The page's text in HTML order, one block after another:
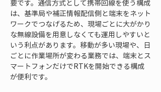
要です。通信方式として携帯回線を使う構成
は、基準局や補正情報配信側と端末をネット
ワークでつなげるため、現場ごとに大がかり
な無線設備を用意しなくても運用しやすいと
いう利点があります。移動が多い現場や、日
ごとに作業場所が変わる業務では、端末とス
マートフォンだけでRTKを開始できる構成
が便利です。